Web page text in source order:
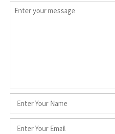
Comment
Name
Email